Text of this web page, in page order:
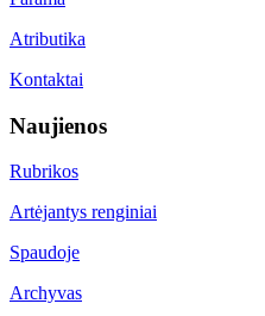
Atributika
Kontaktai
Naujienos
Rubrikos
Artėjantys renginiai
Spaudoje
Archyvas